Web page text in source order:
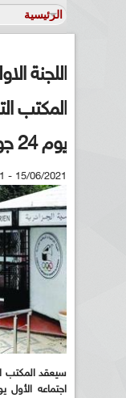
اللجنة
المكتب
يوم 24 جوان
15/06/2021 - 12:51
سيعقد المكتب